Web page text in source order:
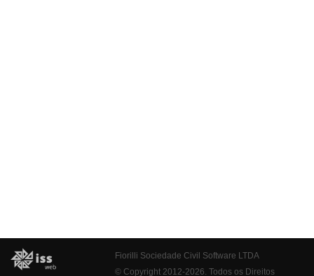
Fiorilli Sociedade Civil Software LTDA
© Copyright 2012-2026. Todos os Direitos